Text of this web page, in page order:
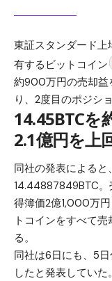
東証スタンダード
有するビットコイン
約900万円の売却益
り、2度目のポジシ
14.45BTCを
2.1億円を上
同社の発表による
14.44887849BTC
得簿価2億1,000万
トコインをすべて
る。
同社は6日にも、5
したと発表してい